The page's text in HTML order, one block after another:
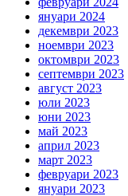
януари 2024
декември 2023
ноември 2023
октомври 2023
септември 2023
август 2023
юли 2023
юни 2023
май 2023
април 2023
март 2023
февруари 2023
януари 2023